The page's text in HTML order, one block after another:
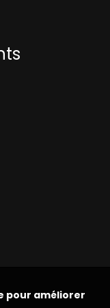
pour améliorer